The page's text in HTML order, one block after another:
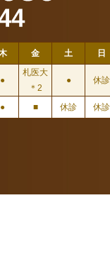
金 土 日
●
札医大
＊2
● 休診
● ■ 休診 休診